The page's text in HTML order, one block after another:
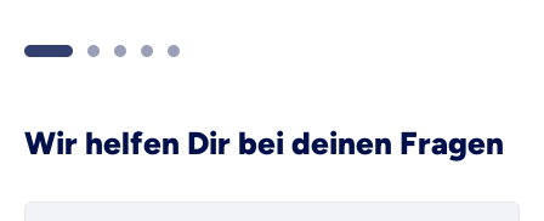
Wir helfen Dir bei deinen Fragen